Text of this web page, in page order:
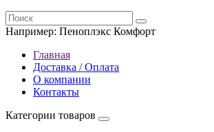
Например: Пеноплэкс Комфорт
Главная
Доставка / Оплата
О компании
Контакты
Категории товаров